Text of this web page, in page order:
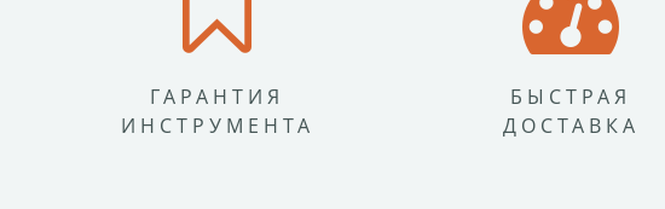
ГАРАНТИЯ
ИНСТРУМЕНТА
БЫСТРАЯ
ДОСТАВКА